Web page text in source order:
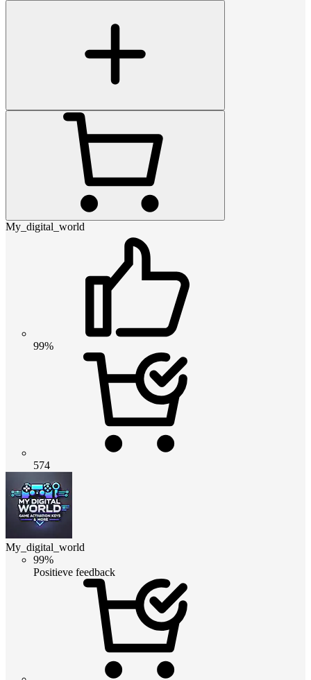
My_digital_world
99%
574
My_digital_world
99%
Positieve feedback